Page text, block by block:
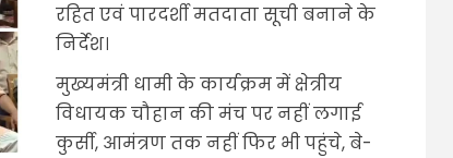
रहित एवं पारदर्शी मतदाता सूची बनाने के
निर्देश।
मुख्यमंत्री धामी के कार्यक्रम में क्षेत्रीय
विधायक चौहान की मंच पर नहीं लगाई
कुर्सी, आमंत्रण तक नहीं फिर भी पहुंचे, बे-